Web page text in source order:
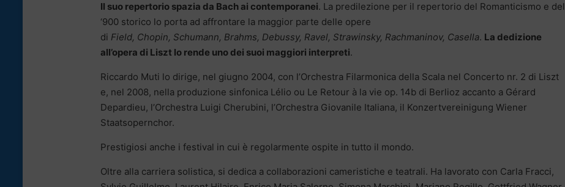
Il suo repertorio spazia da Bach ai contemporanei. La predilezione per il repertorio del Romanticismo e del
‘900 storico lo porta ad affrontare la maggior parte delle opere
di Field, Chopin, Schumann, Brahms, Debussy, Ravel, Strawinsky, Rachmaninov, Casella. La dedizione
all’opera di Liszt lo rende uno dei suoi maggiori interpreti.
Riccardo Muti lo dirige, nel giugno 2004, con l’Orchestra Filarmonica della Scala nel Concerto nr. 2 di Liszt
e, nel 2008, nella produzione sinfonica Lélio ou Le Retour à la vie op. 14b di Berlioz accanto a Gérard
Depardieu, l’Orchestra Luigi Cherubini, l’Orchestra Giovanile Italiana, il Konzertvereinigung Wiener
Staatsopernchor.
Prestigiosi anche i festival in cui è regolarmente ospite in tutto il mondo.
Oltre alla carriera solistica, si dedica a collaborazioni cameristiche e teatrali. Ha lavorato con Carla Fracci,